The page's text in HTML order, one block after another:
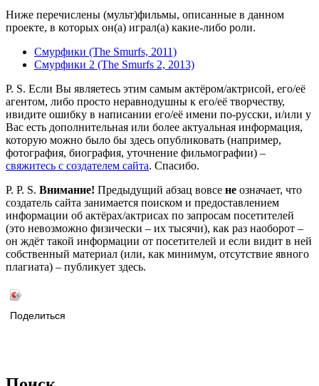
Ниже перечислены (мульт)фильмы, описанные в данном
проекте, в которых он(а) играл(а) какие-либо роли.
Смурфики (The Smurfs, 2011)
Смурфики 2 (The Smurfs 2, 2013)
P. S. Если Вы являетесь этим самым актёром/актрисой, его/её
агентом, либо просто неравнодушны к его/её творчеству,
ивидите ошибку в написании его/её имени по-русски, и/или у
Вас есть дополнительная или более актуальная информация,
которую можно было бы здесь опубликовать (например,
фотография, биография, уточнение фильмографии) –
свяжитесь с создателем сайта. Спасибо.
P. P. S. Внимание! Предыдущий абзац вовсе не означает, что
создатель сайта занимается поиском и предоставлением
информации об актёрах/актрисах по запросам посетителей
(это невозможно физически – их тысячи), как раз наоборот –
он ждёт такой информации от посетителей и если видит в ней
собственный материал (или, как минимум, отсутствие явного
плагиата) – публикует здесь.
Поделиться